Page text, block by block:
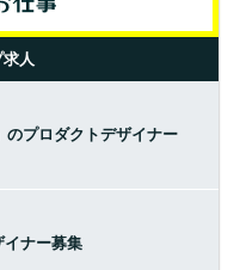
人
のプロダクトデザイナー
イナー募集